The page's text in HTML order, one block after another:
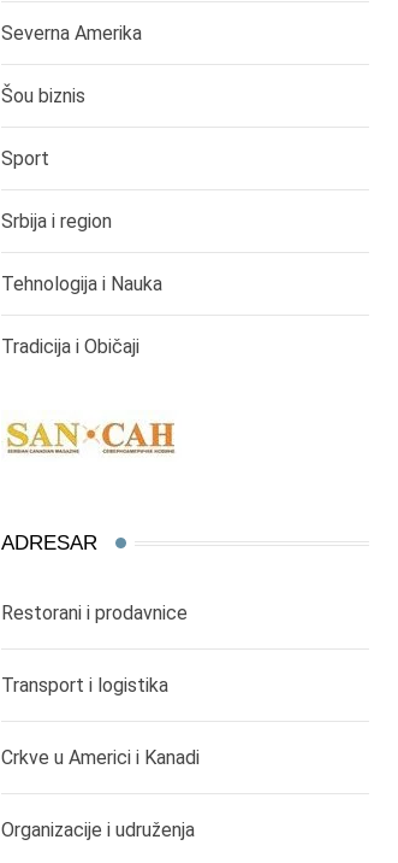
Severna Amerika
Šou biznis
Sport
Srbija i region
Tehnologija i Nauka
Tradicija i Običaji
ADRESAR
Restorani i prodavnice
Transport i logistika
Crkve u Americi i Kanadi
Organizacije i udruženja